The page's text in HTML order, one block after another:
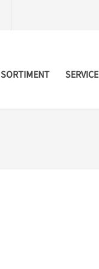
SORTIMENT SERVICE